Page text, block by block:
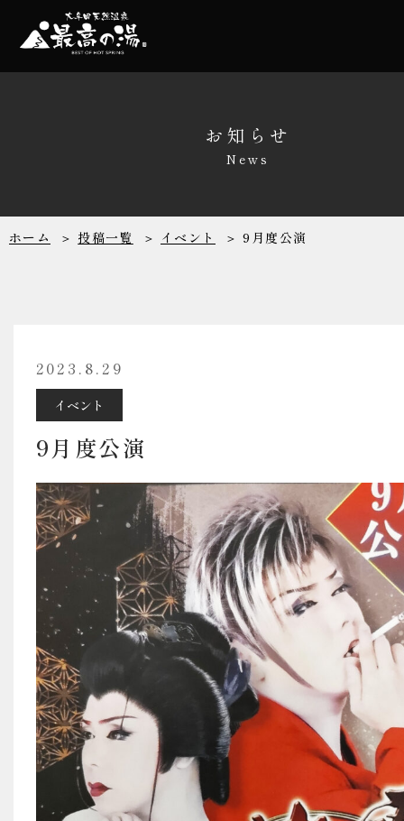
レストラン
宿泊予約はこちら
ホーム 投稿一覧 イベント 9月度公演
お知らせ
News
2023.8.29
イベント
9月度公演